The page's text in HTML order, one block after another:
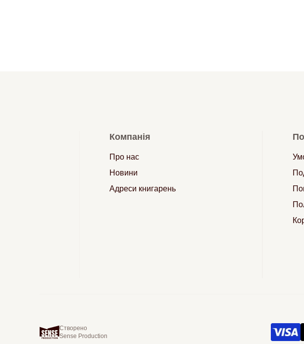
Компанія
Про нас
Новини
Адреси книгарень
Створено
Sense Production